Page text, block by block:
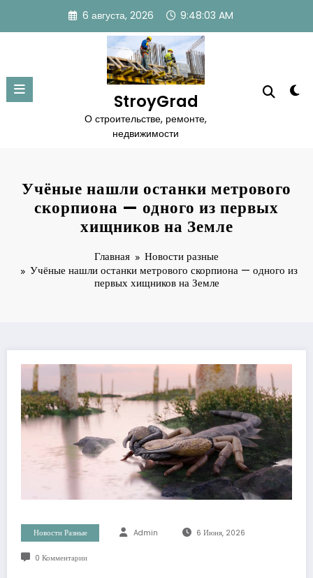
содержимому
6 августа, 2026 9:48:04 AM
StroyGrad
О строительстве, ремонте,
недвижимости
Учёные нашли останки метрового
скорпиона — одного из первых
хищников на Земле
Главная
Новости разные
Учёные нашли останки метрового скорпиона — одного из
первых хищников на Земле
Новости Разные Admin 6 Июня, 2026
0 Комментарии